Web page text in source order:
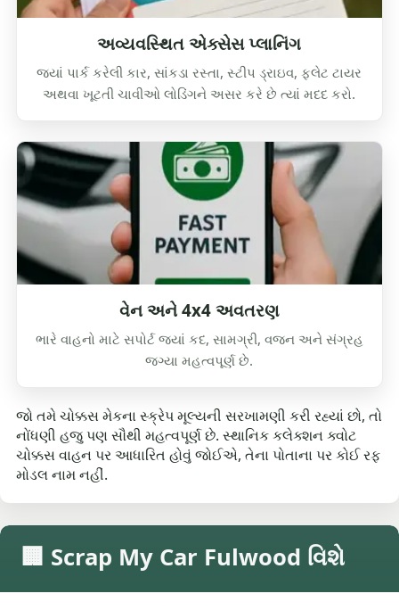
અવ્યવસ્થિત એક્સેસ પ્લાનિંગ
જ્યાં પાર્ક કરેલી કાર, સાંકડા રસ્તા, સ્ટીપ ડ્રાઇવ, ફ્લેટ ટાયર
અથવા ખૂટતી ચાવીઓ લોડિંગને અસર કરે છે ત્યાં મદદ કરો.
વેન અને 4x4 અવતરણ
ભારે વાહનો માટે સપોર્ટ જ્યાં કદ, સામગ્રી, વજન અને સંગ્રહ
જગ્યા મહત્વપૂર્ણ છે.
જો તમે ચોક્કસ મેકના સ્ક્રેપ મૂલ્યની સરખામણી કરી રહ્યાં છો, તો
નોંધણી હજુ પણ સૌથી મહત્વપૂર્ણ છે. સ્થાનિક કલેક્શન ક્વોટ
ચોક્કસ વાહન પર આધારિત હોવું જોઈએ, તેના પોતાના પર કોઈ રફ
મોડલ નામ નહીં.
🏢 Scrap My Car Fulwood વિશે